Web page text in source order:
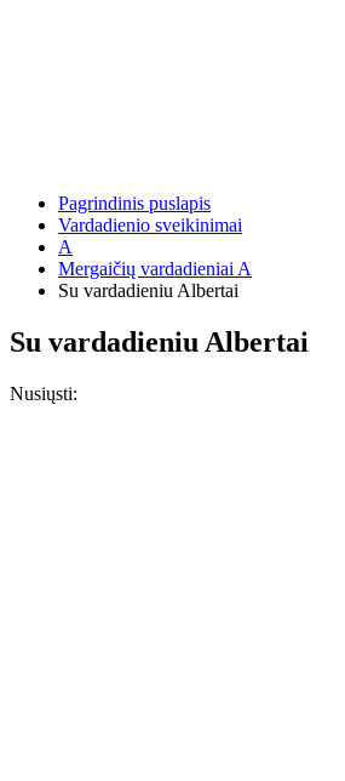
Pagrindinis puslapis
Vardadienio sveikinimai
A
Mergaičių vardadieniai A
Su vardadieniu Albertai
Su vardadieniu Albertai
Nusiųsti: